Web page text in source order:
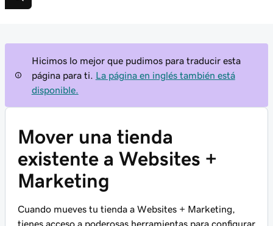
Hicimos lo mejor que pudimos para traducir esta
página para ti.
La página en inglés también está
disponible.
Mover una tienda
existente a Websites +
Marketing
Cuando mueves tu tienda a Websites + Marketing,
tienes acceso a poderosas herramientas para configurar